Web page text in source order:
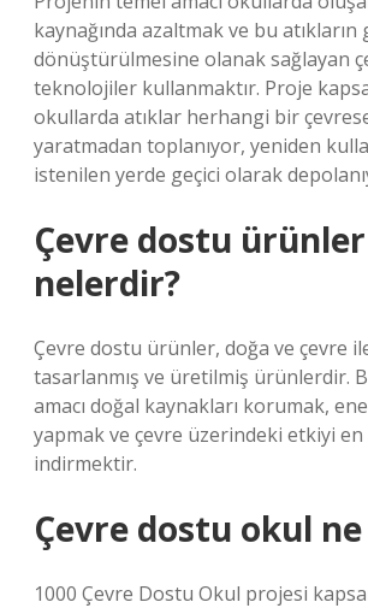
kaynağında azaltmak ve bu atıkların
dönüştürülmesine olanak sağlayan
teknolojiler kullanmaktır. Proje
okullarda atıklar herhangi bir
yaratmadan toplanıyor, yeniden
istenilen yerde geçici olarak
Çevre dostu ürünler
nelerdir?
Çevre dostu ürünler, doğa ve çevre
tasarlanmış ve üretilmiş ürünlerdir.
amacı doğal kaynakları korumak,
yapmak ve çevre üzerindeki etkiyi en
indirmektir.
Çevre dostu okul
1000 Çevre Dostu Okul projesi